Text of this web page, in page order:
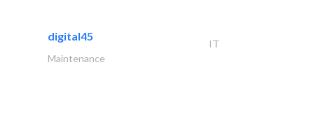
digital45
IT
Maintenance